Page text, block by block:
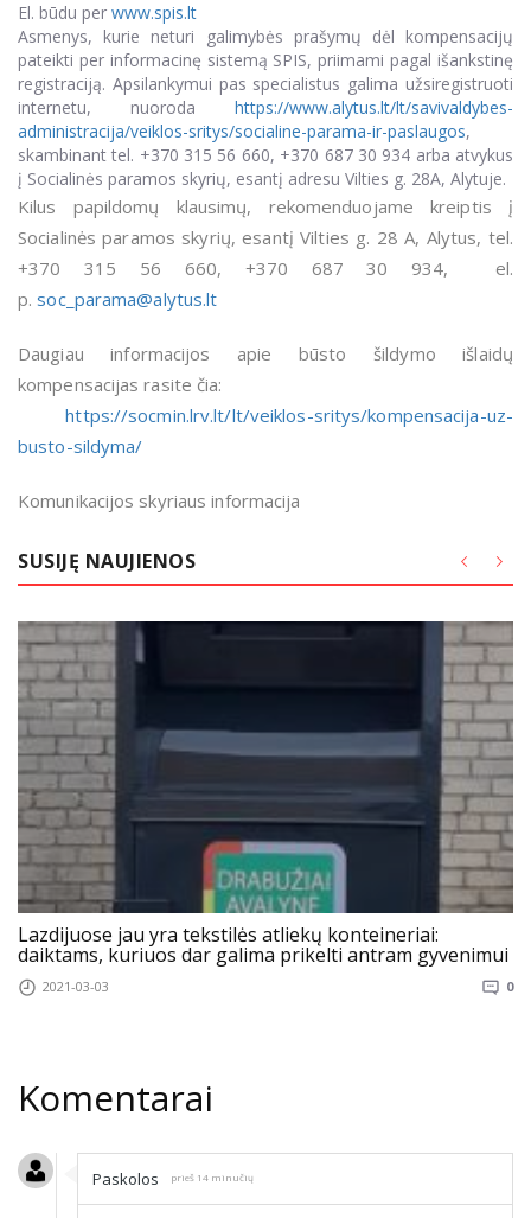
El. būdu per www.spis.lt
Asmenys, kurie neturi galimybės prašymų dėl kompensacijų
pateikti per informacinę sistemą SPIS, priimami pagal išankstinę
registraciją. Apsilankymui pas specialistus galima užsiregistruoti
internetu, nuoroda https://www.alytus.lt/lt/savivaldybes-
administracija/veiklos-sritys/socialine-parama-ir-paslaugos,
skambinant tel. +370 315 56 660, +370 687 30 934 arba atvykus
į Socialinės paramos skyrių, esantį adresu Vilties g. 28A, Alytuje.
Kilus papildomų klausimų, rekomenduojame kreiptis į
Socialinės paramos skyrių, esantį Vilties g. 28 A, Alytus, tel.
+370 315 56 660, +370 687 30 934, el.
p.soc_parama@alytus.lt
Daugiau informacijos apie būsto šildymo išlaidų
kompensacijas rasite čia:
https://socmin.lrv.lt/lt/veiklos-sritys/kompensacija-uz-
busto-sildyma/
Komunikacijos skyriaus informacija
SUSIJĘ NAUJIENOS
Lazdijuose jau yra tekstilės atliekų konteineriai:
daiktams, kuriuos dar galima prikelti antram gyvenimui
2021-03-03 0
Komentarai
Paskolos prieš 14 minučių